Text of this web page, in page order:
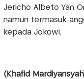
Jericho Albeto Yan
namun termasuk
kepada Jokowi.
(Khafid